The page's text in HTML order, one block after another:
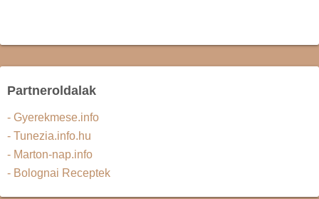
Partneroldalak
- Gyerekmese.info
- Tunezia.info.hu
- Marton-nap.info
- Bolognai Receptek